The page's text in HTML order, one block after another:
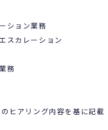
ション業務
スカレーション
務
ヒアリング内容を基に記載